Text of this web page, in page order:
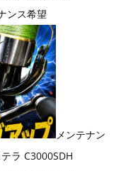
ンス希望
メンテナン
ラ C3000SDH